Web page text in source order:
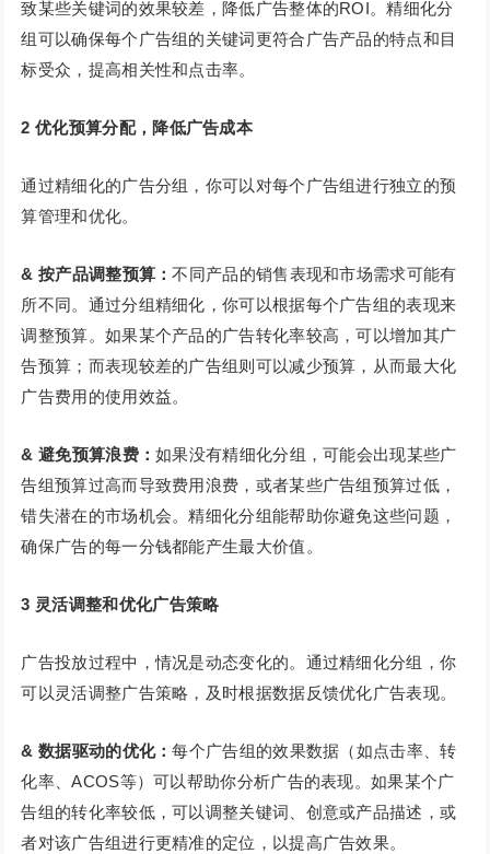
致某些关键词的效果较差，降低广告整体的ROI。精细化分
组可以确保每个广告组的关键词更符合广告产品的特点和目
标受众，提高相关性和点击率。
2 优化预算分配，降低广告成本
通过精细化的广告分组，你可以对每个广告组进行独立的预
算管理和优化。
& 按产品调整预算：不同产品的销售表现和市场需求可能有
所不同。通过分组精细化，你可以根据每个广告组的表现来
调整预算。如果某个产品的广告转化率较高，可以增加其广
告预算；而表现较差的广告组则可以减少预算，从而最大化
广告费用的使用效益。
& 避免预算浪费：如果没有精细化分组，可能会出现某些广
告组预算过高而导致费用浪费，或者某些广告组预算过低，
错失潜在的市场机会。精细化分组能帮助你避免这些问题，
确保广告的每一分钱都能产生最大价值。
3 灵活调整和优化广告策略
广告投放过程中，情况是动态变化的。通过精细化分组，你
可以灵活调整广告策略，及时根据数据反馈优化广告表现。
& 数据驱动的优化：每个广告组的效果数据（如点击率、转
化率、ACOS等）可以帮助你分析广告的表现。如果某个广
告组的转化率较低，可以调整关键词、创意或产品描述，或
者对该广告组进行更精准的定位，以提高广告效果。